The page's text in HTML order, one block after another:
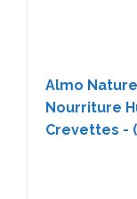
Almo
Nourriture
Crevettes -